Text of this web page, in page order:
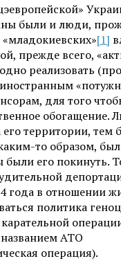
были и люди,
[1]
прежде всего,
реализовать
для того
обогащение.
территории, тем
то образом,
его покинуть.
года в отношении
политика
АТО
операция).